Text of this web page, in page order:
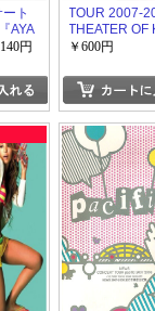
ト
AYA
円
TOUR 2007-
THEATER OF
￥600円